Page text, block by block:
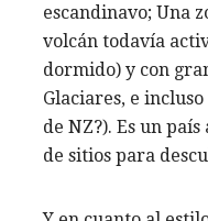
escandinavo; Una
volcán todavía
dormido) y con
Glaciares, e
de NZ?). Es un
de sitios para